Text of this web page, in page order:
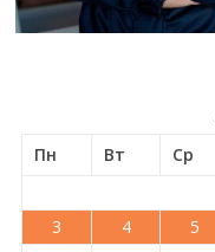
Пн
Вт Ср
3
4 5